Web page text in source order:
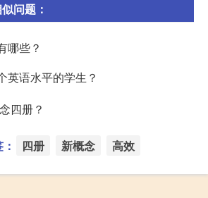
问题：
哪些？
英语水平的学生？
四册？
四册 新概念 高效